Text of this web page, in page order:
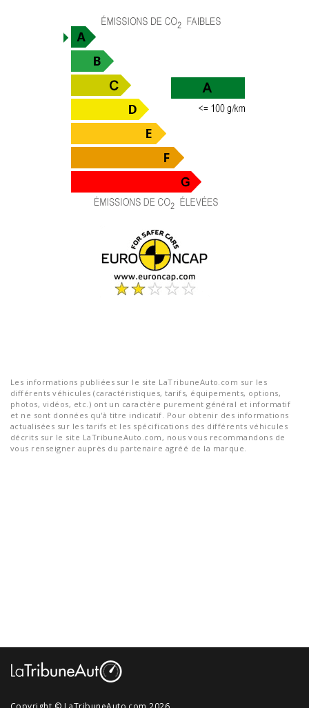
Les informations publiées sur le site LaTribuneAuto.com sur les
différents véhicules (caractéristiques, tarifs, équipements, options,
photos, vidéos, etc.) ont un caractère purement général et informatif
et ne sont données qu'à titre indicatif. Pour obtenir des informations
actualisées sur les tarifs et les spécifications des différents véhicules
décrits sur le site LaTribuneAuto.com, nous vous recommandons de
vous renseigner auprès du partenaire agréé de la marque.